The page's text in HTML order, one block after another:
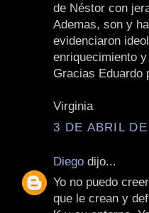
de Néstor con
Ademas, son y
evidenciaron
enriquecimiento
Gracias Eduardo
Virginia
3 DE ABRIL
Diego dijo...
Yo no puedo
que le crean y